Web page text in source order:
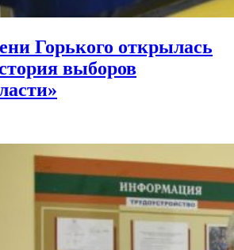
Горького открылась
выборов